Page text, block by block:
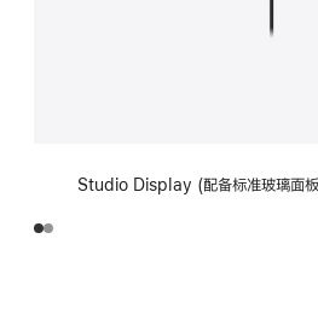
Studio Display (配备标准玻璃面